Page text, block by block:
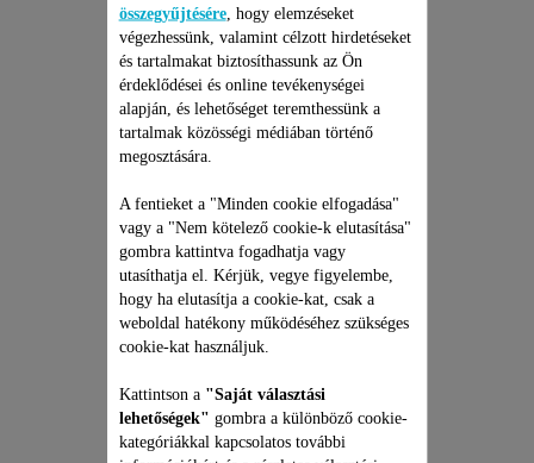
OLAJOS ÜVEG CS-
A jól működő haj- és
szakállnyíróhoz.
Raktáron van.
1 270 Ft
Kosárba
összegyűjtésére, hogy elemzéseket
végezhessünk, valamint célzott hirdetéseket
és tartalmakat biztosíthassunk az Ön
érdeklődései és online tevékenységei
alapján, és lehetőséget teremthessünk a
tartalmak közösségi médiában történő
megosztására.
A fentieket a "Minden cookie elfogadása"
vagy a "Nem kötelező cookie-k elutasítása"
gombra kattintva fogadhatja vagy
utasíthatja el. Kérjük, vegye figyelembe,
hogy ha elutasítja a cookie-kat, csak a
weboldal hatékony működéséhez szükséges
cookie-kat használjuk.
Kattintson a "Saját választási
lehetőségek" gombra a különböző cookie-
kategóriákkal kapcsolatos további